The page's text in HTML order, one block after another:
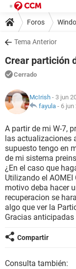
Foros
Tema Anterior
Crear partición
Cerrado
McIrish - 3 jun
fayula - 6 jun
A partir de mi W-7,
las actualizaciones
supuesto tengo en
de mi sistema
¿En el caso que
Utilizando el AOMEI
motivo deba hacer
recuperacion se
algo que ver la
Gracias anticipadas
Compartir
Consulta también: